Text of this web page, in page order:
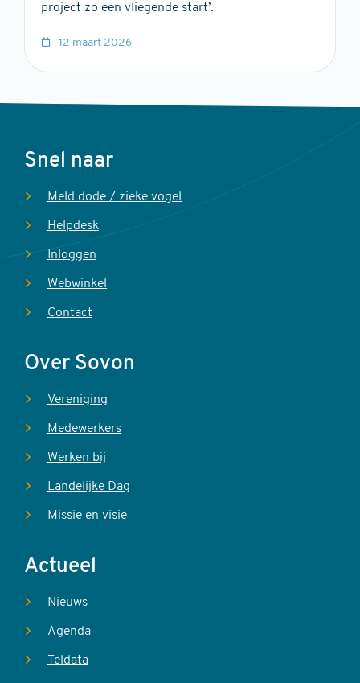
project zo een vliegende start’.
12 maart 2026
Voet
Snel naar
Meld dode / zieke vogel
Helpdesk
Inloggen
Webwinkel
Contact
Over Sovon
Vereniging
Medewerkers
Werken bij
Landelijke Dag
Missie en visie
Actueel
Nieuws
Agenda
Teldata